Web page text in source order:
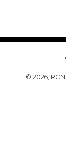
© 2026,